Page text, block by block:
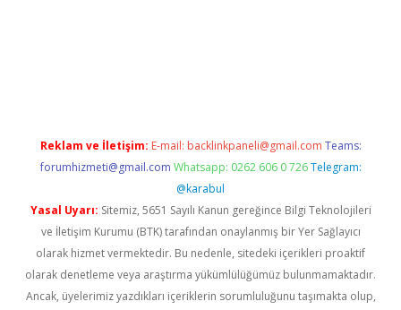
Reklam ve İletişim: E-mail: backlinkpaneli@gmail.com Teams:
forumhizmeti@gmail.com Whatsapp: 0262 606 0 726 Telegram:
@karabul
Yasal Uyarı: Sitemiz, 5651 Sayılı Kanun gereğince Bilgi Teknolojileri
ve İletişim Kurumu (BTK) tarafından onaylanmış bir Yer Sağlayıcı
olarak hizmet vermektedir. Bu nedenle, sitedeki içerikleri proaktif
olarak denetleme veya araştırma yükümlülüğümüz bulunmamaktadır.
Ancak, üyelerimiz yazdıkları içeriklerin sorumluluğunu taşımakta olup,